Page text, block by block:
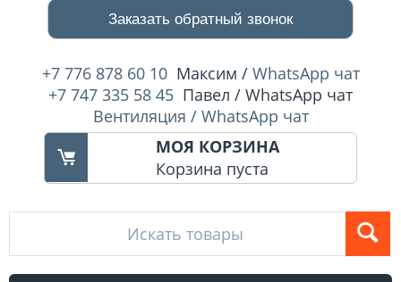
Заказать обратный звонок
+7 776 878 60 10 Максим / WhatsApp чат
+7 747 335 58 45 Павел / WhatsApp чат
Вентиляция / WhatsApp чат
МОЯ КОРЗИНА
Корзина пуста